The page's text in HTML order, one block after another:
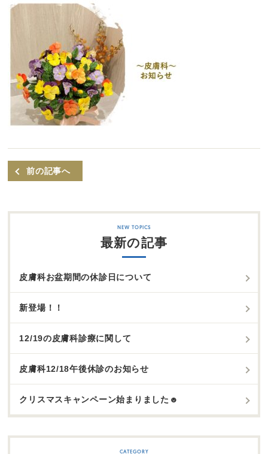
前の記事へ
最新の記事
皮膚科お盆期間の休診日について
新登場！！
12/19の皮膚科診療に関して
皮膚科12/18午後休診のお知らせ
クリスマスキャンペーン始まりました☻